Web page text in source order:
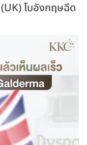
โบอังกฤษฉีด